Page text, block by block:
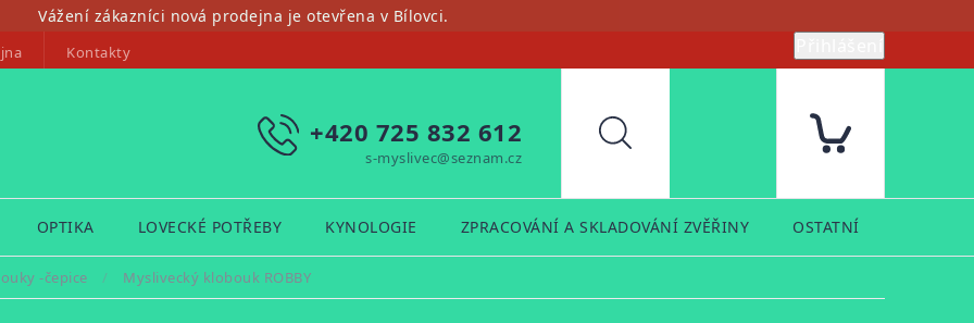
Vážení zákazníci nová prodejna je otevřena v Bílovci.
Kontakty
+420 725 832 612
s-myslivec@seznam.cz
Hledat
OPTIKA LOVECKÉ POTŘEBY KYNOLOGIE ZPRACOVÁNÍ A SKLADOVÁNÍ ZVĚŘINY OSTATNÍ
-čepice / Myslivecký klobouk ROBBY